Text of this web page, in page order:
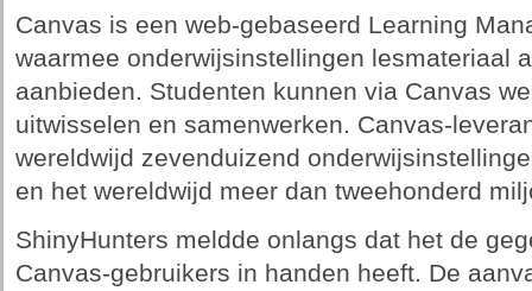
Canvas is een web-gebaseerd Learning
waarmee onderwijsinstellingen lesmateriaal
aanbieden. Studenten kunnen via Canvas
uitwisselen en samenwerken. Canvas-
wereldwijd zevenduizend
en het wereldwijd meer dan tweehonderd
ShinyHunters meldde onlangs dat het de
Canvas-gebruikers in handen heeft. De